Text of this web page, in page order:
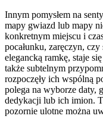
Innym pomysłem na
mapy gwiazd lub mapy
konkretnym miejscu i
pocałunku, zaręczyn,
elegancką ramkę, staje
także subtelnym
rozpoczęły ich wspólną
polega na wyborze daty,
dedykacji lub ich imion.
pozornie ulotne można